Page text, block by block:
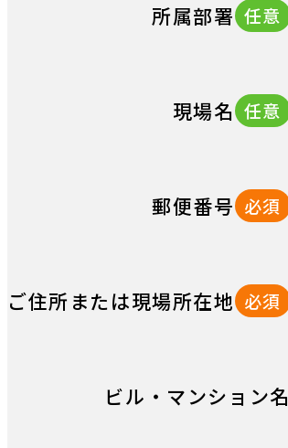
所属部署 任意
現場名 任意
郵便番号 必須
ご住所または現場所在地 必須
ビル・マンション名